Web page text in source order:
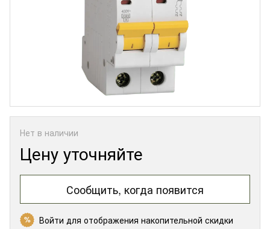
Нет в наличии
Цену уточняйте
Сообщить, когда появится
% Войти для отображения накопительной скидки